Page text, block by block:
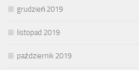
grudzień 2019
listopad 2019
październik 2019